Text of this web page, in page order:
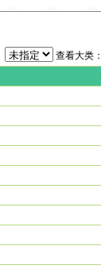
查看大类：